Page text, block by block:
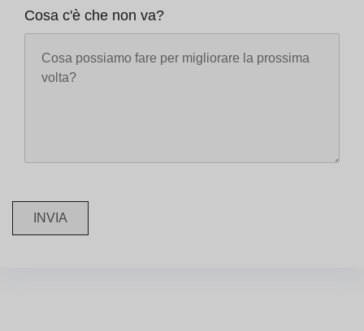
Cosa c'è che non va?
INVIA